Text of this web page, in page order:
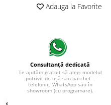
Progress 10 mmAdauga la Favorite
Consultanță dedicată
Te ajutăm gratuit să alegi modelul
potrivit de ușă sau parchet –
telefonic, WhatsApp sau în
showroom (cu programare).